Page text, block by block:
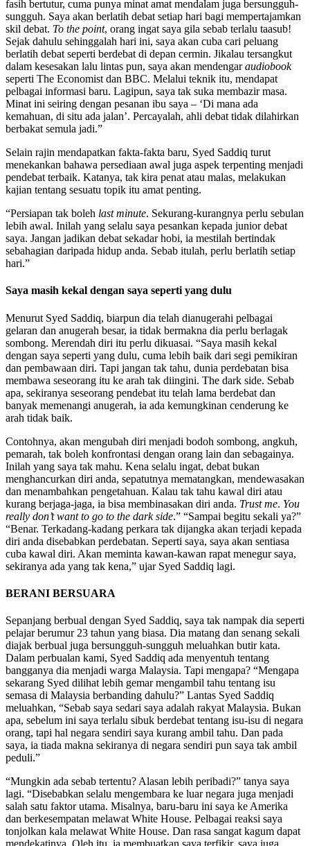
fasih bertutur, cuma punya minat amat mendalam juga bersungguh-
sungguh. Saya akan berlatih debat setiap hari bagi mempertajamkan
skil debat. To the point, orang ingat saya gila sebab terlalu taasub!
Sejak dahulu sehinggalah hari ini, saya akan cuba cari peluang
berlatih debat seperti berdebat di depan cermin. Jikalau tersangkut
dalam kesesakan lalu lintas pun, saya akan mendengaraudiobook
seperti The Economist dan BBC. Melalui teknik itu, mendapat
pelbagai informasi baru. Lagipun, saya tak suka membazir masa.
Minat ini seiring dengan pesanan ibu saya – ‘Di mana ada
kemahuan, di situ ada jalan’. Percayalah, ahli debat tidak dilahirkan
berbakat semula jadi.”
Selain rajin mendapatkan fakta-fakta baru, Syed Saddiq turut
menekankan bahawa persediaan awal juga aspek terpenting menjadi
pendebat terbaik. Katanya, tak kira penat atau malas, melakukan
kajian tentang sesuatu topik itu amat penting.
“Persiapan tak boleh last minute. Sekurang-kurangnya perlu sebulan
lebih awal. Inilah yang selalu saya pesankan kepada junior debat
saya. Jangan jadikan debat sekadar hobi, ia mestilah bertindak
sebahagian daripada hidup anda. Sebab itulah, perlu berlatih setiap
hari.”
Saya masih kekal dengan saya seperti yang dulu
Menurut Syed Saddiq, biarpun dia telah dianugerahi pelbagai
gelaran dan anugerah besar, ia tidak bermakna dia perlu berlagak
sombong. Merendah diri itu perlu dikuasai. “Saya masih kekal
dengan saya seperti yang dulu, cuma lebih baik dari segi pemikiran
dan pembawaan diri. Tapi jangan tak tahu, dunia perdebatan bisa
membawa seseorang itu ke arah tak diingini. The dark side. Sebab
apa, sekiranya seseorang pendebat itu telah lama berdebat dan
banyak memenangi anugerah, ia ada kemungkinan cenderung ke
arah tidak baik.
Contohnya, akan mengubah diri menjadi bodoh sombong, angkuh,
pemarah, tak boleh konfrontasi dengan orang lain dan sebagainya.
Inilah yang saya tak mahu. Kena selalu ingat, debat bukan
menghancurkan diri anda, sepatutnya mematangkan, mendewasakan
dan menambahkan pengetahuan. Kalau tak tahu kawal diri atau
kurang berjaga-jaga, ia bisa membinasakan diri anda. Trust me. You
really don’t want to go to the dark side.” “Sampai begitu sekali ya?”
“Benar. Terkadang-kadang perkara tak dijangka akan terjadi kepada
diri anda disebabkan perdebatan. Seperti saya, saya akan sentiasa
cuba kawal diri. Akan meminta kawan-kawan rapat menegur saya,
sekiranya ada yang tak kena,” ujar Syed Saddiq lagi.
BERANI BERSUARA
Sepanjang berbual dengan Syed Saddiq, saya tak nampak dia seperti
pelajar berumur 23 tahun yang biasa. Dia matang dan senang sekali
diajak berbual juga bersungguh-sungguh meluahkan butir kata.
Dalam perbualan kami, Syed Saddiq ada menyentuh tentang
bangganya dia menjadi warga Malaysia. Tapi mengapa? “Mengapa
sekarang Syed dilihat lebih gemar mengambil tahu tentang isu
semasa di Malaysia berbanding dahulu?” Lantas Syed Saddiq
meluahkan, “Sebab saya sedari saya adalah rakyat Malaysia. Bukan
apa, sebelum ini saya terlalu sibuk berdebat tentang isu-isu di negara
orang, tapi hal negara sendiri saya kurang ambil tahu. Dan pada
saya, ia tiada makna sekiranya di negara sendiri pun saya tak ambil
peduli.”
“Mungkin ada sebab tertentu? Alasan lebih peribadi?” tanya saya
lagi. “Disebabkan selalu mengembara ke luar negara juga menjadi
salah satu faktor utama. Misalnya, baru-baru ini saya ke Amerika
dan berkesempatan melawat White House. Pelbagai reaksi saya
tonjolkan kala melawat White House. Dan rasa sangat kagum dapat